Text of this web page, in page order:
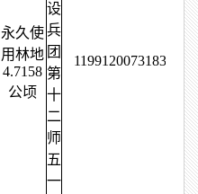
永久使
用林地
4.7158
公顷
设
兵
团
第
十
二
师
五
一